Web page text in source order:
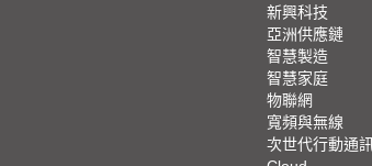
新興科技
亞洲供應鏈
智慧製造
智慧家庭
物聯網
寬頻與無線
次世代行動通訊